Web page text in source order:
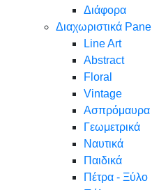
Διάφορα
Διαχωριστικά Panel
Line Art
Abstract
Floral
Vintage
Ασπρόμαυρα
Γεωμετρικά
Ναυτικά
Παιδικά
Πέτρα - Ξύλο